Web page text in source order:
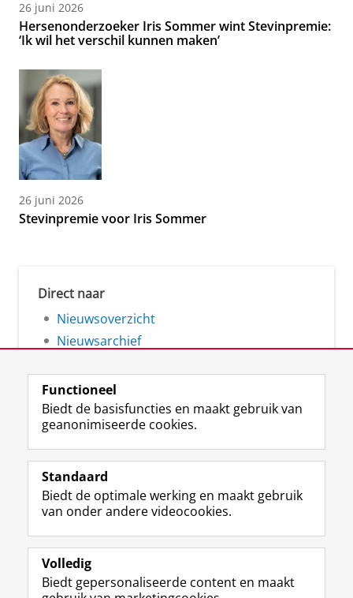
26 juni 2026
Hersenonderzoeker Iris Sommer wint Stevinpremie:
‘Ik wil het verschil kunnen maken’
26 juni 2026
Stevinpremie voor Iris Sommer
Direct naar
Nieuwsoverzicht
Nieuwsarchief
Volg de RUG
F
a
e
b
o
p
a
L
i
k
e
I
-
p
R
S
-
f
e
R
I
n
t
r
m
Y
o
T
e
k
Studiekiezers
Alumni
Over ons
Functioneel
Biedt de basisfuncties en maakt gebruik van
geanonimiseerde cookies.
Standaard
Biedt de optimale werking en maakt gebruik
van onder andere videocookies.
Volledig
Biedt gepersonaliseerde content en maakt